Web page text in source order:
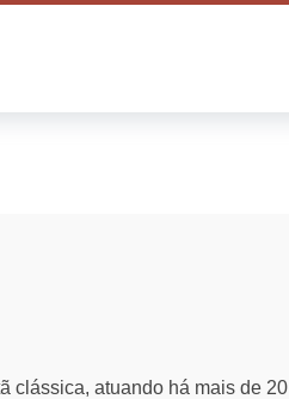
clássica, atuando há mais de 20